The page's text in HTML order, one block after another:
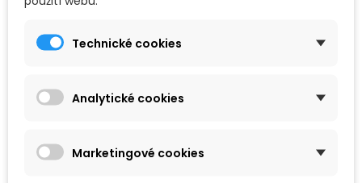
CLASSIC CANTABILE AS-450 ANTIQUE YELLOW
Alt saxofon v provedení Antique Yellow,
Technické cookies
Analytické cookies
Marketingové cookies